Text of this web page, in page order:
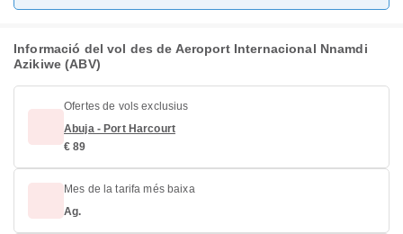
Informació del vol des de Aeroport Internacional Nnamdi
Azikiwe (ABV)
Ofertes de vols exclusius
Abuja - Port Harcourt
€ 89
Mes de la tarifa més baixa
Ag.